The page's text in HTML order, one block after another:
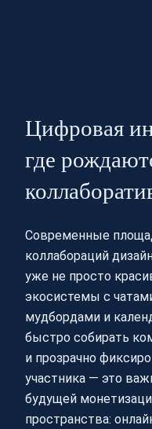
Цифровая
где
Современные
коллабораций
уже не просто
экосистемы с
мудбордами и
быстро собирать
и прозрачно
участника — это
будущей
пространства: